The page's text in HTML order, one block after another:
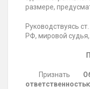
размере,
Руководствуясь
РФ, мировой судья,
Признать